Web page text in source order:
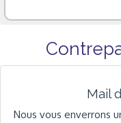
Mail
Nous vous enverrons